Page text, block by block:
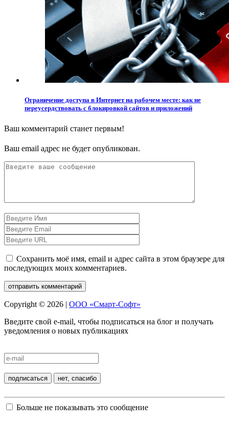
Ограничение доступа в Интернет на рабочем месте: как не
переусердствовать с блокировкой сайтов и приложений
Ваш комментарий станет первым!
Ваш email адрес не будет опубликован.
Сохранить моё имя, email и адрес сайта в этом браузере для
последующих моих комментариев.
Copyright © 2026 | ООО «Смарт-Софт»
Введите свой e-mail, чтобы подписаться на блог и получать
уведомления о новых публикациях
Больше не показывать это сообщение